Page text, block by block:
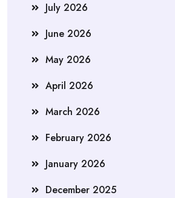
July 2026
June 2026
May 2026
April 2026
March 2026
February 2026
January 2026
December 2025